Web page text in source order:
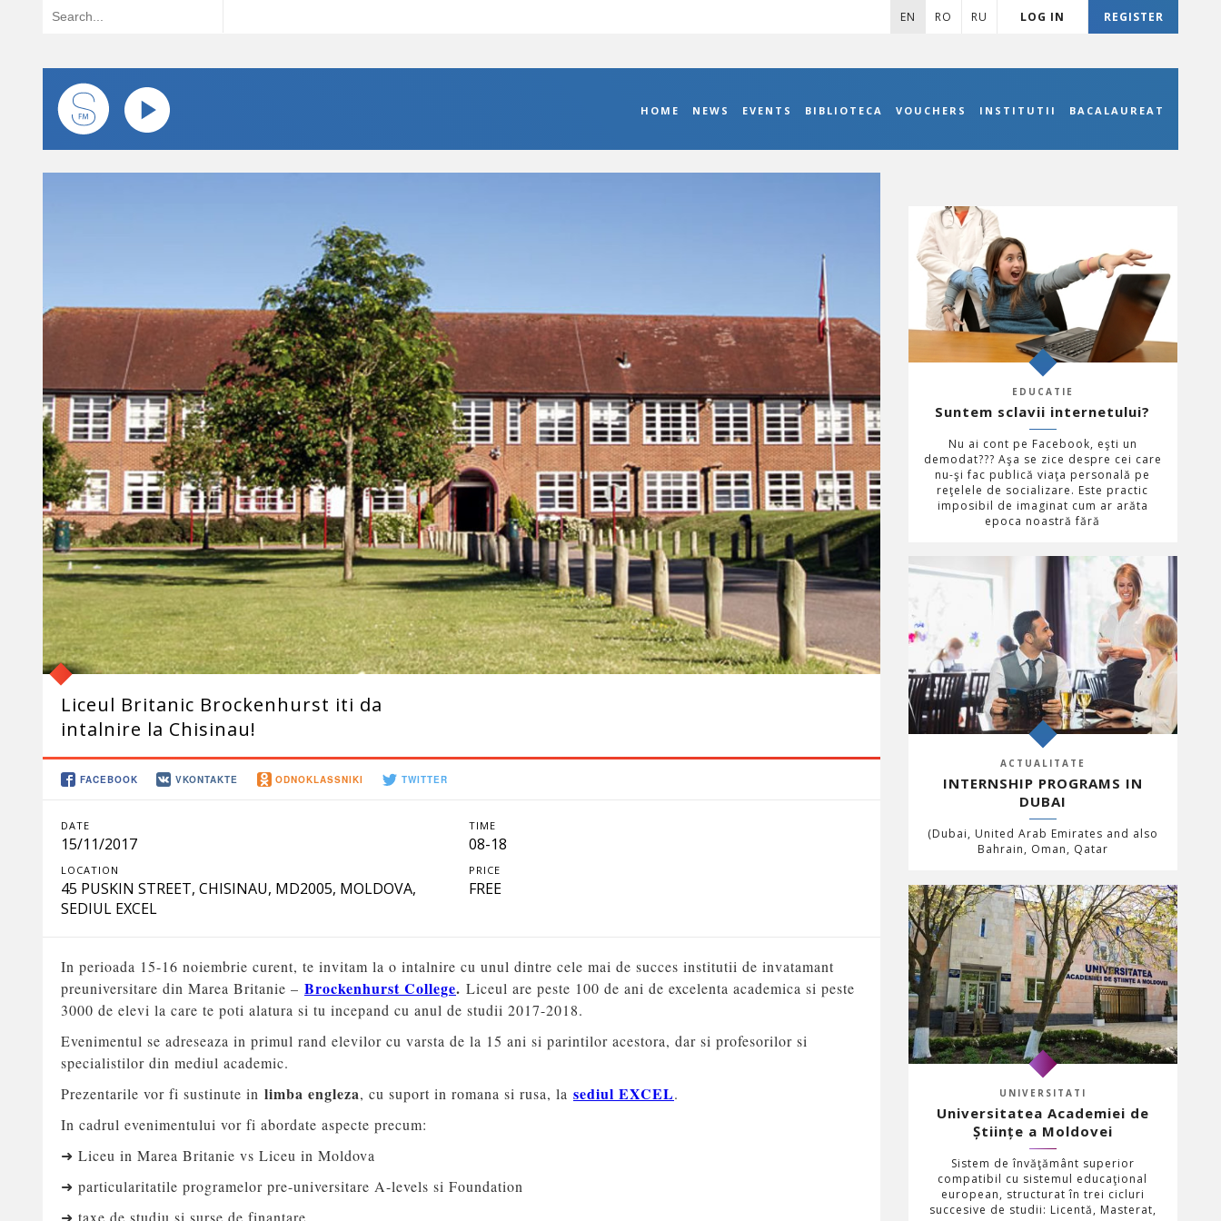
LOG IN REGISTER
EN RO RU
HOME NEWS EVENTS BIBLIOTECA VOUCHERS INSTITUTII BACALAUREAT
Liceul Britanic Brockenhurst iti da
intalnire la Chisinau!
FACEBOOK VKONTAKTE ODNOKLASSNIKI TWITTER
DATE
15/11/2017
TIME
08-18
LOCATION
45 PUSKIN STREET, CHISINAU, MD2005, MOLDOVA,
SEDIUL EXCEL
PRICE
FREE
In perioada 15-16 noiembrie curent, te invitam la o intalnire cu unul dintre cele mai de succes institutii de invatamant
preuniversitare din Marea Britanie – Brockenhurst College. Liceul are peste 100 de ani de excelenta academica si peste
3000 de elevi la care te poti alatura si tu incepand cu anul de studii 2017-2018.
Evenimentul se adreseaza in primul rand elevilor cu varsta de la 15 ani si parintilor acestora, dar si profesorilor si
specialistilor din mediul academic.
Prezentarile vor fi sustinute in limba engleza, cu suport in romana si rusa, la sediul EXCEL.
In cadrul evenimentului vor fi abordate aspecte precum:
➜ Liceu in Marea Britanie vs Liceu in Moldova
➜ particularitatile programelor pre-universitare A-levels si Foundation
➜ taxe de studiu si surse de finantare
EDUCATIE
Suntem sclavii internetului?
Nu ai cont pe Facebook, eşti un
demodat??? Aşa se zice despre cei care
nu-şi fac publică viaţa personală pe
reţelele de socializare. Este practic
imposibil de imaginat cum ar arăta
epoca noastră fără
ACTUALITATE
INTERNSHIP PROGRAMS IN
DUBAI
(Dubai, United Arab Emirates and also
Bahrain, Oman, Qatar
UNIVERSITATI
Universitatea Academiei de
Științe a Moldovei
Sistem de învăţământ superior
compatibil cu sistemul educaţional
european, structurat în trei cicluri
succesive de studii: Licentă, Masterat,